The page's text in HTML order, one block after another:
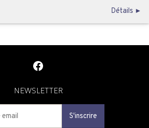
Détails ►
Facebook
NEWSLETTER